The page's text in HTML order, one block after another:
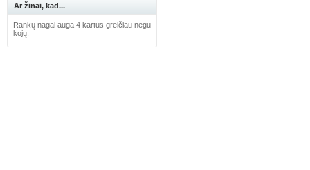
Ar žinai, kad...
Rankų nagai auga 4 kartus greičiau negu
kojų.